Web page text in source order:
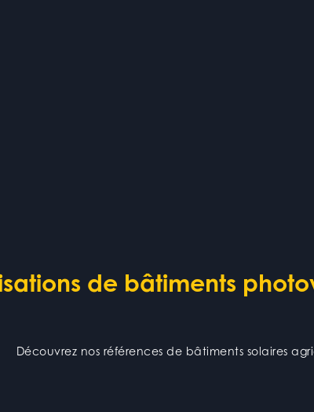
de bâtiments
Découvrez nos références de bâtiments solaires